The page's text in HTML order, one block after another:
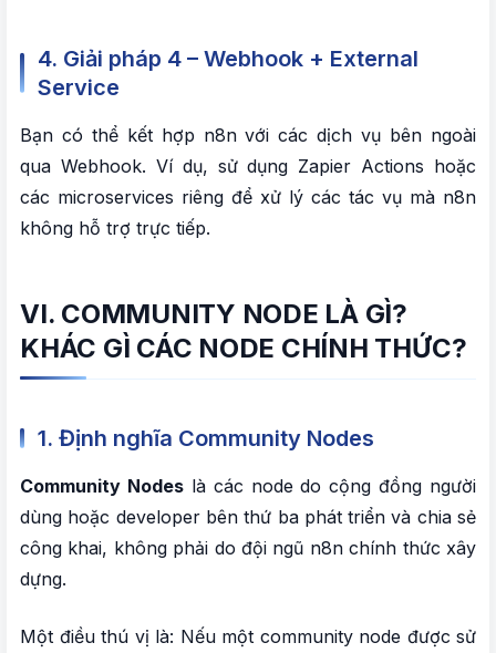
4. Giải pháp 4 – Webhook + External
Service
Bạn có thể kết hợp n8n với các dịch vụ bên ngoài
qua Webhook. Ví dụ, sử dụng Zapier Actions hoặc
các microservices riêng để xử lý các tác vụ mà n8n
không hỗ trợ trực tiếp.
VI. COMMUNITY NODE LÀ GÌ?
KHÁC GÌ CÁC NODE CHÍNH THỨC?
1. Định nghĩa Community Nodes
Community Nodeslà các node do cộng đồng người
dùng hoặc developer bên thứ ba phát triển và chia sẻ
công khai, không phải do đội ngũ n8n chính thức xây
dựng.
Một điều thú vị là: Nếu một community node được sử